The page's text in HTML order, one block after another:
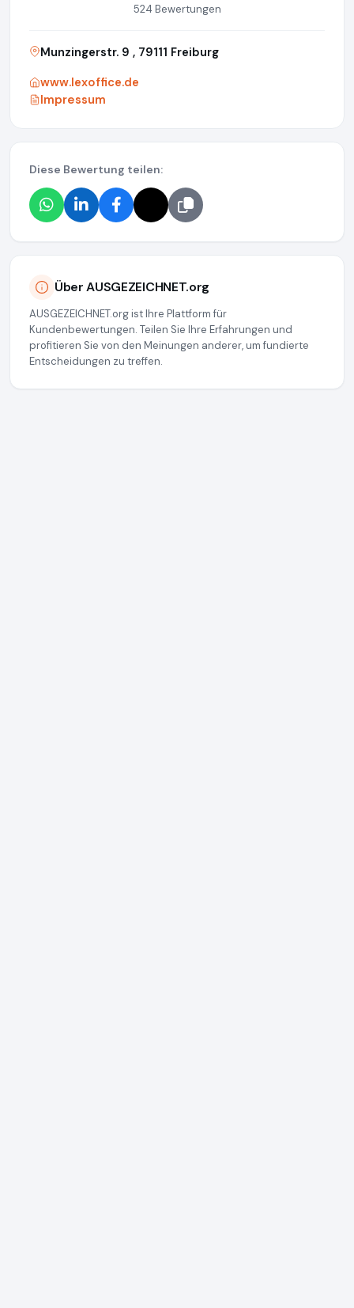
524 Bewertungen
Munzingerstr. 9 , 79111 Freiburg
www.lexoffice.de
Impressum
Diese Bewertung teilen:
Über AUSGEZEICHNET.org
AUSGEZEICHNET.org ist Ihre Plattform für
Kundenbewertungen. Teilen Sie Ihre Erfahrungen und
profitieren Sie von den Meinungen anderer, um fundierte
Entscheidungen zu treffen.